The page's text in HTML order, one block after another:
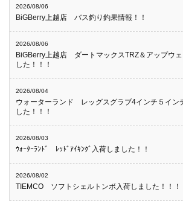
2026/08/06
BiGBerry上越店 バス釣り釣果情報！！
2026/08/06
BiGBerry上越店 ダートマックスTRZ＆アップウェ
した！！！
2026/08/04
ウォーターランド レッグスグラブ4インチ５イン
した！！！
2026/08/03
ｳｫｰﾀｰﾗﾝﾄﾞ ﾚｯﾄﾞｱｲｷﾝｸﾞ入荷しました！！
2026/08/02
TIEMCO ソフトシェルトンボ入荷しました！！！